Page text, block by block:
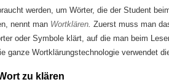
werden, um Wörter, die der Student
nennt man Wortklären Zuerst muss man
oder Symbole klärt, auf die man beim
ganze Wortklärungstechnologie verwendet
zu klären